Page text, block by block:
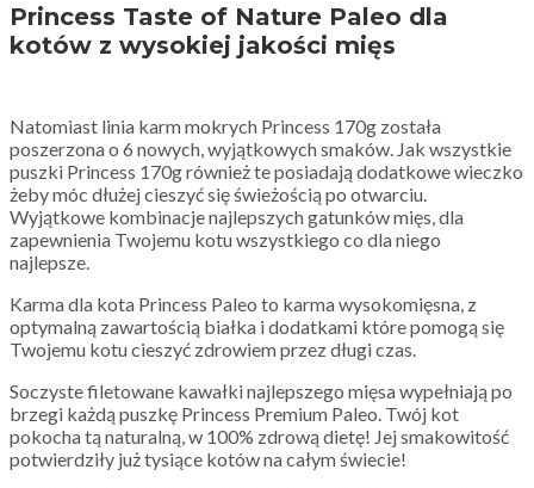
Princess Taste of Nature Paleo dla
kotów z wysokiej jakości mięs
Natomiast linia karm mokrych Princess 170g została
poszerzona o 6 nowych, wyjątkowych smaków. Jak wszystkie
puszki Princess 170g również te posiadają dodatkowe wieczko
żeby móc dłużej cieszyć się świeżością po otwarciu.
Wyjątkowe kombinacje najlepszych gatunków mięs, dla
zapewnienia Twojemu kotu wszystkiego co dla niego
najlepsze.
Karma dla kota Princess Paleo to karma wysokomięsna, z
optymalną zawartością białka i dodatkami które pomogą się
Twojemu kotu cieszyć zdrowiem przez długi czas.
Soczyste filetowane kawałki najlepszego mięsa wypełniają po
brzegi każdą puszkę Princess Premium Paleo. Twój kot
pokocha tą naturalną, w 100% zdrową dietę! Jej smakowitość
potwierdziły już tysiące kotów na całym świecie!